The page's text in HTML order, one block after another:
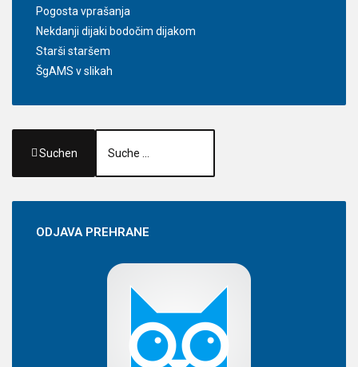
Pogosta vprašanja
Nekdanji dijaki bodočim dijakom
Starši staršem
ŠgAMS v slikah
Suchen
ODJAVAPREHRANE